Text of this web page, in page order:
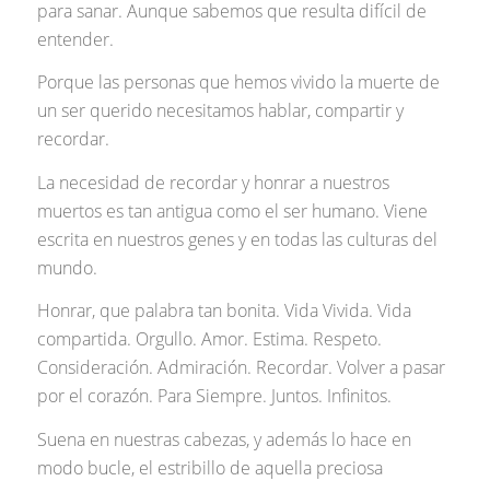
para sanar. Aunque sabemos que resulta difícil de
entender.
Porque las personas que hemos vivido la muerte de
un ser querido necesitamos hablar, compartir y
recordar.
La necesidad de recordar y honrar a nuestros
muertos es tan antigua como el ser humano. Viene
escrita en nuestros genes y en todas las culturas del
mundo.
Honrar, que palabra tan bonita. Vida Vivida. Vida
compartida. Orgullo. Amor. Estima. Respeto.
Consideración. Admiración. Recordar. Volver a pasar
por el corazón. Para Siempre. Juntos. Infinitos.
Suena en nuestras cabezas, y además lo hace en
modo bucle, el estribillo de aquella preciosa